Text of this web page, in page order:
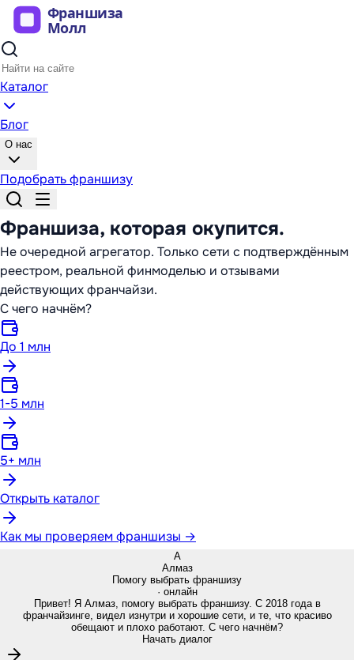
Каталог
Блог
О нас
Подобрать франшизу
Франшиза, которая окупится.
Не очередной агрегатор. Только сети с подтверждённым
реестром, реальной финмоделью и отзывами
действующих франчайзи.
С чего начнём?
До 1 млн
1-5 млн
5+ млн
Открыть каталог
Как мы проверяем франшизы →
А
Алмаз
Помогу выбрать франшизу
· онлайн
Привет! Я Алмаз, помогу выбрать франшизу. С 2018 года в
франчайзинге, видел изнутри и хорошие сети, и те, что красиво
обещают и плохо работают. С чего начнём?
Начать диалог